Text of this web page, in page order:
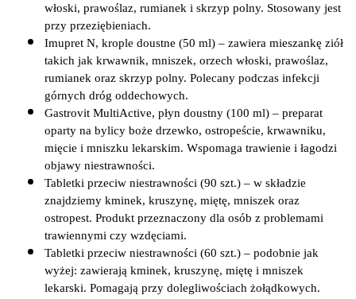
włoski, prawoślaz, rumianek i skrzyp polny. Stosowany jest
przy przeziębieniach.
Imupret N, krople doustne (50 ml) – zawiera mieszankę ziół
takich jak krwawnik, mniszek, orzech włoski, prawoślaz,
rumianek oraz skrzyp polny. Polecany podczas infekcji
górnych dróg oddechowych.
Gastrovit MultiActive, płyn doustny (100 ml) – preparat
oparty na bylicy boże drzewko, ostropeście, krwawniku,
mięcie i mniszku lekarskim. Wspomaga trawienie i łagodzi
objawy niestrawności.
Tabletki przeciw niestrawności (90 szt.) – w składzie
znajdziemy kminek, kruszynę, miętę, mniszek oraz
ostropest. Produkt przeznaczony dla osób z problemami
trawiennymi czy wzdęciami.
Tabletki przeciw niestrawności (60 szt.) – podobnie jak
wyżej: zawierają kminek, kruszynę, miętę i mniszek
lekarski. Pomagają przy dolegliwościach żołądkowych.